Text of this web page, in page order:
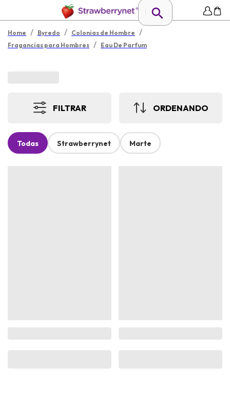
Home / Byredo / Colonias de Hombre /
Fragancias para Hombres / Eau De Parfum
FILTRAR ORDENANDO
Todas Strawberrynet Marte